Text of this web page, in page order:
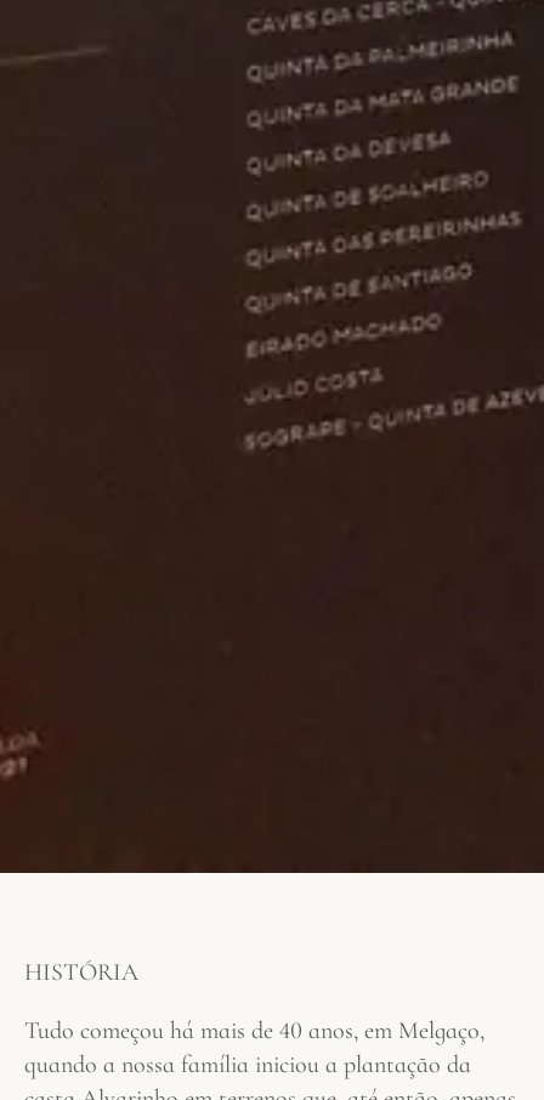
HISTÓRIA
Tudo começou há mais de 40 anos, em Melgaço,
quando a nossa família iniciou a plantação da